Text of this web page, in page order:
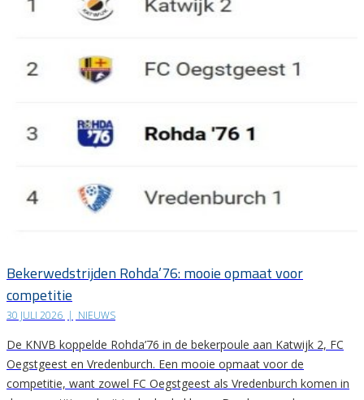
Bekerwedstrijden Rohda’76: mooie opmaat voor
competitie
30 JULI 2026 | NIEUWS
De KNVB koppelde Rohda’76 in de bekerpoule aan Katwijk 2, FC
Oegstgeest en Vredenburch. Een mooie opmaat voor de
competitie, want zowel FC Oegstgeest als Vredenburch komen in